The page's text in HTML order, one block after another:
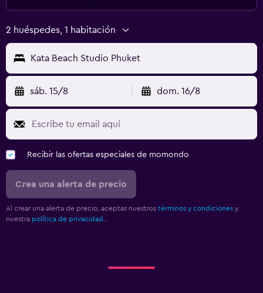
2 huéspedes, 1 habitación
Kata Beach Studio Phuket
sáb. 15/8 dom. 16/8
Recibir las ofertas especiales de momondo
Crea una alerta de precio
Al crear una alerta de precio, aceptas nuestros términos y condiciones y
nuestra política de privacidad.